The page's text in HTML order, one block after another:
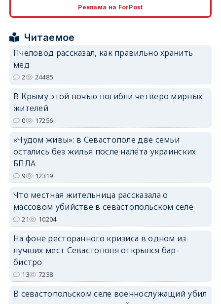
erid: 2SDnjcrDNw6
Реклама на ForPost
Читаемое
Пчеловод рассказал, как правильно хранить
мёд
2 24485
В Крыму этой ночью погибли четверо мирных
жителей
0 17256
«Чудом живы»: в Севастополе две семьи
остались без жилья после налёта украинских
БПЛА
9 12319
Что местная жительница рассказала о
массовом убийстве в севастопольском селе
21 10204
На фоне ресторанного кризиса в одном из
лучших мест Севастополя открылся бар-
бистро
13 7238
В севастопольском селе военнослужащий убил